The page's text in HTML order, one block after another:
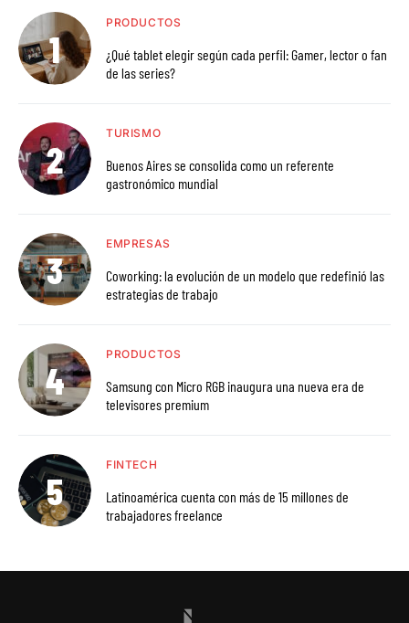
PRODUCTOS
¿Qué tablet elegir según cada perfil: Gamer, lector o fan
de las series?
TURISMO
Buenos Aires se consolida como un referente
gastronómico mundial
EMPRESAS
Coworking: la evolución de un modelo que redefinió las
estrategias de trabajo
PRODUCTOS
Samsung con Micro RGB inaugura una nueva era de
televisores premium
FINTECH
Latinoamérica cuenta con más de 15 millones de
trabajadores freelance